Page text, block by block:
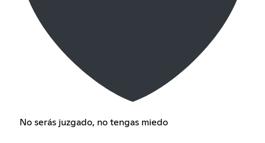
No serás juzgado, no tengas miedo